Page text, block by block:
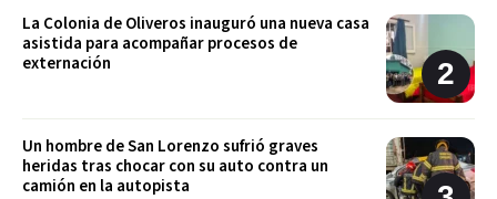
La Colonia de Oliveros inauguró una nueva casa
asistida para acompañar procesos de
externación
Un hombre de San Lorenzo sufrió graves
heridas tras chocar con su auto contra un
camión en la autopista